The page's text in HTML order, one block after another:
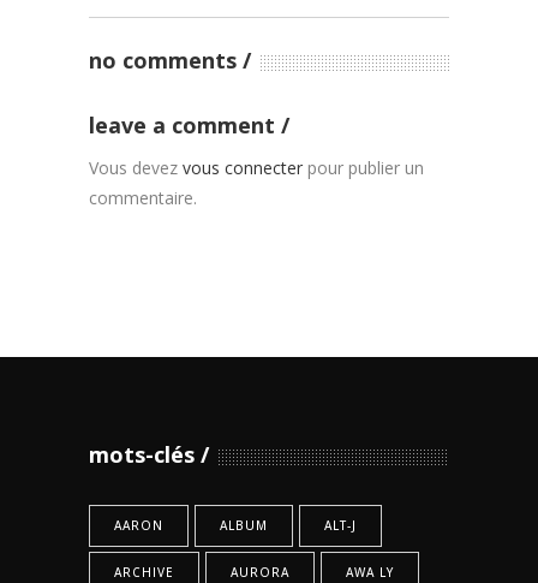
no comments
leave a comment
Vous devez vous connecter pour publier un
commentaire.
mots-clés
AARON ALBUM ALT-J
ARCHIVE AURORA AWA LY